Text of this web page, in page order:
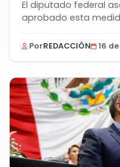
El diputado federal
aprobado esta
PorREDACCIÓN 16